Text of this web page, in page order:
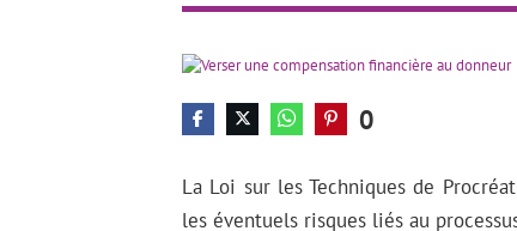
0
La Loi sur les Techniques de
les éventuels risques liés au